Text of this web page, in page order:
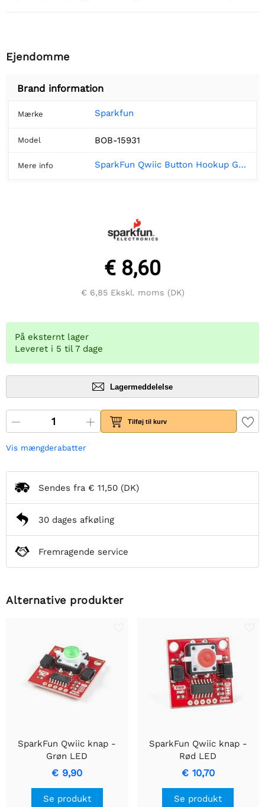
Ejendomme
Brand information
Mærke Sparkfun
Model BOB-15931
Mere info SparkFun Qwiic Button Hookup Guide - SparkFun Learn
€ 8,60
€ 6,85Ekskl. moms (DK)
På eksternt lager
Leveret i 5 til 7 dage
Lagermeddelelse
Tilføj til kurv
Vis mængderabatter
Sendes fra € 11,50 (DK)
30 dages afkøling
Fremragende service
Alternative produkter
SparkFun Qwiic knap -
Grøn LED
€ 9,90
Se produkt
SparkFun Qwiic knap -
Rød LED
€ 10,70
Se produkt